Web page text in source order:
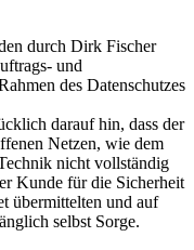
durch Dirk Fischer
und
des Datenschutzes
darauf hin, dass der
Netzen, wie dem
nicht vollständig
Kunde für die Sicherheit
übermittelten und auf
selbst Sorge.